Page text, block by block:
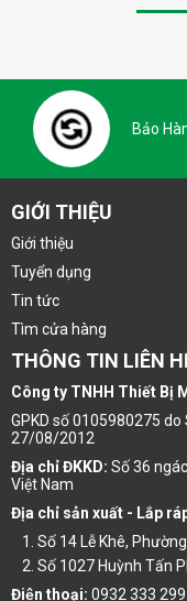
Bảo
GIỚI THIỆU
Giới thiệu
Tuyển dụng
Tin tức
Tìm cửa hàng
THÔNG TIN LIÊN
Công ty TNHH Thiết Bị
GPKD số 0105980275 do
27/08/2012
Địa chỉ ĐKKD: Số 36
Việt Nam
Địa chỉ sản xuất - Lắp
Số 14 Lễ Khê,
Số 1027 Huỳnh Tấn
Điện thoại: 0932 333